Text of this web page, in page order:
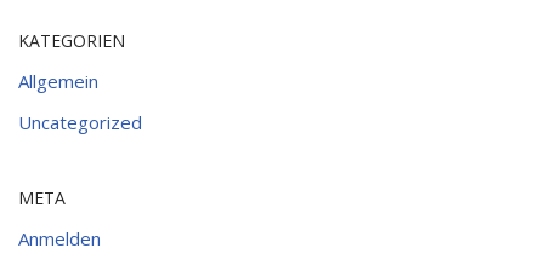
KATEGORIEN
Allgemein
Uncategorized
META
Anmelden